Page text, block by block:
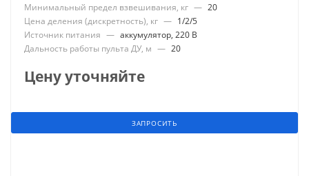
Минимальный предел взвешивания, кг — 20
Цена деления (дискретность), кг — 1/2/5
Источник питания — аккумулятор, 220 В
Дальность работы пульта ДУ, м — 20
Цену уточняйте
ЗАПРОСИТЬ